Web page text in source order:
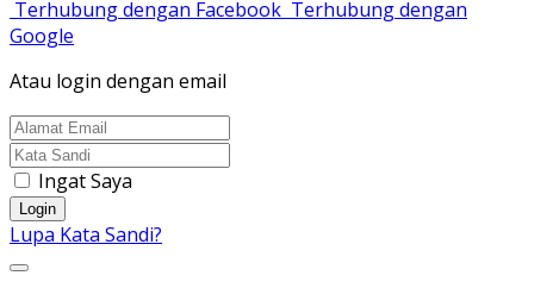
Terhubung dengan Facebook Terhubung dengan
Google
Atau login dengan email
Ingat Saya
Login
Lupa Kata Sandi?